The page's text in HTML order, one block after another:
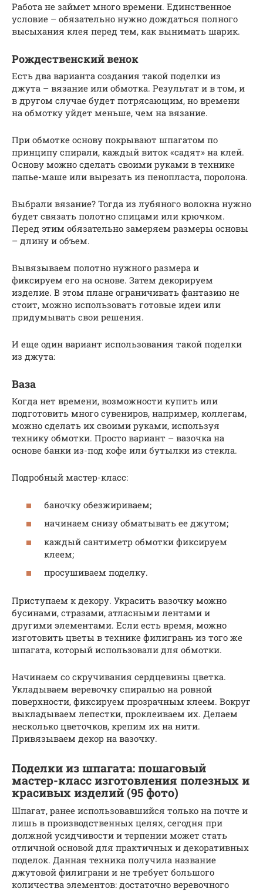
Работа не займет много времени. Единственное
условие – обязательно нужно дождаться полного
высыхания клея перед тем, как вынимать шарик.
Рождественский венок
Есть два варианта создания такой поделки из
джута – вязание или обмотка. Результат и в том, и
в другом случае будет потрясающим, но времени
на обмотку уйдет меньше, чем на вязание.
При обмотке основу покрывают шпагатом по
принципу спирали, каждый виток «садят» на клей.
Основу можно сделать своими руками в технике
папье-маше или вырезать из пенопласта, поролона.
Выбрали вязание? Тогда из лубяного волокна нужно
будет связать полотно спицами или крючком.
Перед этим обязательно замеряем размеры основы
– длину и объем.
Вывязываем полотно нужного размера и
фиксируем его на основе. Затем декорируем
изделие. В этом плане ограничивать фантазию не
стоит, можно использовать готовые идеи или
придумывать свои решения.
И еще один вариант использования такой поделки
из джута:
Ваза
Когда нет времени, возможности купить или
подготовить много сувениров, например, коллегам,
можно сделать их своими руками, используя
технику обмотки. Просто вариант – вазочка на
основе банки из-под кофе или бутылки из стекла.
Подробный мастер-класс:
баночку обезжириваем;
начинаем снизу обматывать ее джутом;
каждый сантиметр обмотки фиксируем
клеем;
просушиваем поделку.
Приступаем к декору. Украсить вазочку можно
бусинами, стразами, атласными лентами и
другими элементами. Если есть время, можно
изготовить цветы в технике филигрань из того же
шпагата, который использовали для обмотки.
Начинаем со скручивания сердцевины цветка.
Укладываем веревочку спиралью на ровной
поверхности, фиксируем прозрачным клеем. Вокруг
выкладываем лепестки, проклеиваем их. Делаем
несколько цветочков, крепим их на нити.
Привязываем декор на вазочку.
Поделки из шпагата: пошаговый
мастер-класс изготовления полезных и
красивых изделий (95 фото)
Шпагат, ранее использовавшийся только на почте и
лишь в производственных целях, сегодня при
должной усидчивости и терпении может стать
отличной основой для практичных и декоративных
поделок. Данная техника получила название
джутовой филиграни и не требует большого
количества элементов: достаточно веревочного